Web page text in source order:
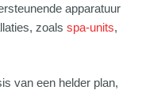
apparatuur
zoals spa-units,
van een helder plan,